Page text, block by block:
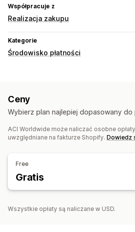
Współpracuje z
Realizacja zakupu
Kategorie
Środowisko płatności
Ceny
Wybierz plan najlepiej dopasowany do
ACI Worldwide może naliczać osobne
uwzględniane na fakturze Shopify. Dowiedz
Free
Gratis
Wszystkie opłaty są naliczane w USD.